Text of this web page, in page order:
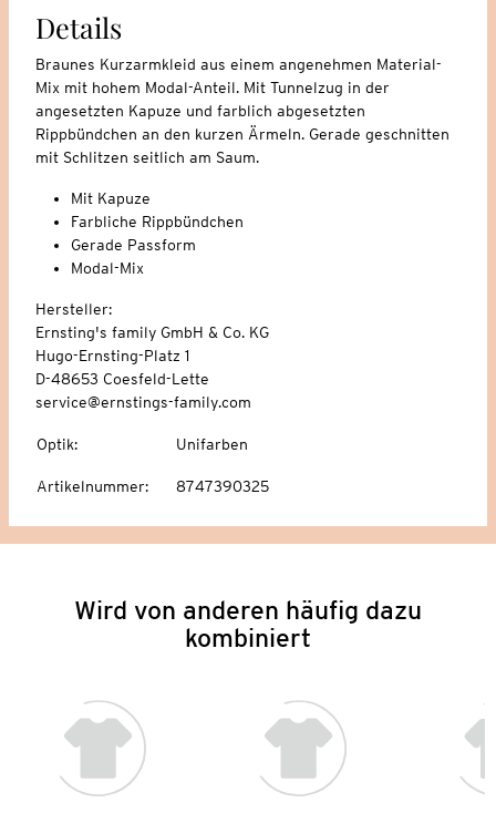
Details
Braunes Kurzarmkleid aus einem angenehmen Material-
Mix mit hohem Modal-Anteil. Mit Tunnelzug in der
angesetzten Kapuze und farblich abgesetzten
Rippbündchen an den kurzen Ärmeln. Gerade geschnitten
mit Schlitzen seitlich am Saum.
Mit Kapuze
Farbliche Rippbündchen
Gerade Passform
Modal-Mix
Hersteller:
Ernsting's family GmbH & Co. KG
Hugo-Ernsting-Platz 1
D-48653 Coesfeld-Lette
service@ernstings-family.com
Optik: Unifarben
Artikelnummer: 8747390325
Wird von anderen häufig dazu
kombiniert